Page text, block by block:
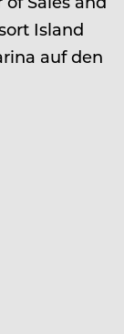
Island
auf den